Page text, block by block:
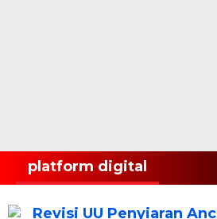
platform digital
Revisi UU Penyiaran